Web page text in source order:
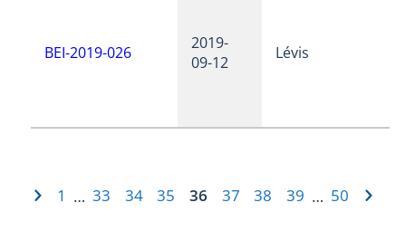
BEI-2019-026
2019-
09-12
Lévis
1 … 33 34 35 36 37 38 39 … 50